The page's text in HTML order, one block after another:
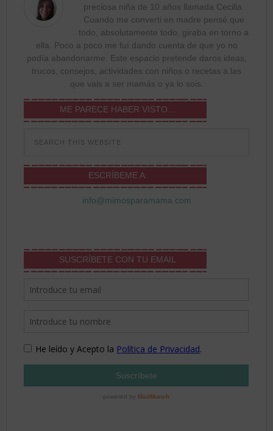
preciosa niña de 10 años llamada Cecilia.
Cuando me converti en madre pensé que
todo, absolutamente todo, giraba en torno a
ella. Poco a poco me fuí dando cuenta de que yo no
podía abandonarme. Este espacio pretende daros ideas,
trucos, consejos, actividades con niños o recetas a las
que vais a ser mamás o ya lo sois.
ME PARECE HABER VISTO…
ESCRÍBEME A:
info@mimosparamama.com
SUSCRÍBETE CON TU EMAIL